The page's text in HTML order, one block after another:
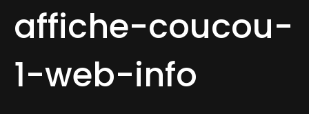
Home
affiche-coucou-
1-web-info